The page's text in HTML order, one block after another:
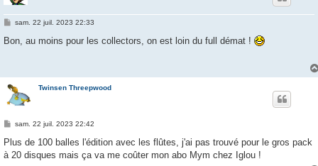
M
s
sam. 22 juil. 2023 22:33
Bon, au moins pour les collectors, on est loin du full démat !
Twinsen Threepwood
M
s
a
sam. 22 juil. 2023 22:42
Plus de 100 balles l'édition avec les flûtes, j'ai pas trouvé pour le gros pack
à 20 disques mais ça va me coûter mon abo Mym chez Iglou !